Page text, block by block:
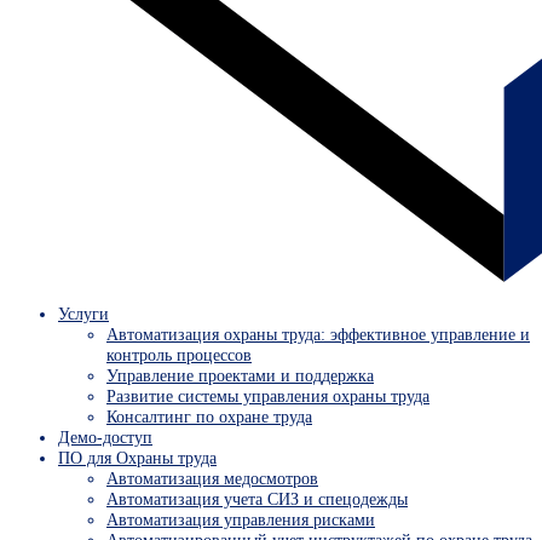
Услуги
Автоматизация охраны труда: эффективное управление и
контроль процессов
Управление проектами и поддержка
Развитие системы управления охраны труда
Консалтинг по охране труда
Демо-доступ
ПО для Охраны труда
Автоматизация медосмотров
Автоматизация учета СИЗ и спецодежды
Автоматизация управления рисками